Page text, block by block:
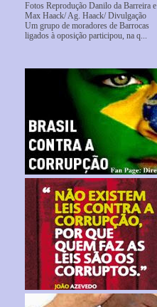
Fotos Reprodução Danilo da Barreira e
Max Haack/ Ag. Haack/ Divulgação
Um grupo de moradores de Barrocas
ligados à oposição participou, na q...